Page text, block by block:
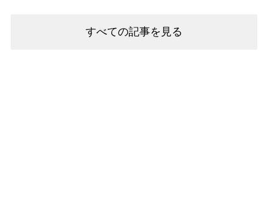
すべての記事を見る